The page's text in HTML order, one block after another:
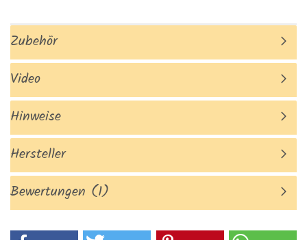
Zubehör
Video
Hinweise
Hersteller
Bewertungen (1)